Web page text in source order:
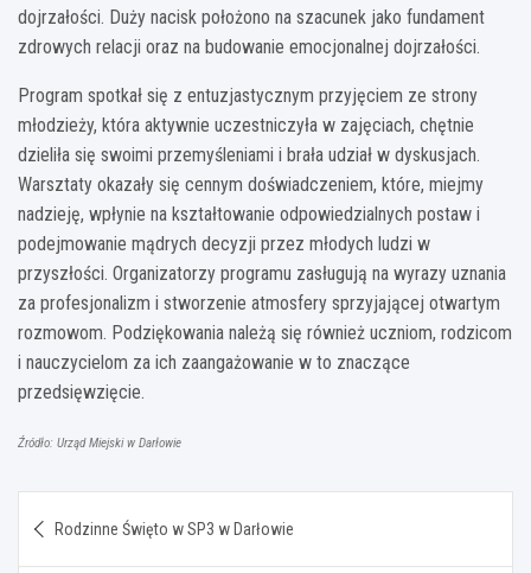
dojrzałości. Duży nacisk położono na szacunek jako fundament
zdrowych relacji oraz na budowanie emocjonalnej dojrzałości.
Program spotkał się z entuzjastycznym przyjęciem ze strony
młodzieży, która aktywnie uczestniczyła w zajęciach, chętnie
dzieliła się swoimi przemyśleniami i brała udział w dyskusjach.
Warsztaty okazały się cennym doświadczeniem, które, miejmy
nadzieję, wpłynie na kształtowanie odpowiedzialnych postaw i
podejmowanie mądrych decyzji przez młodych ludzi w
przyszłości. Organizatorzy programu zasługują na wyrazy uznania
za profesjonalizm i stworzenie atmosfery sprzyjającej otwartym
rozmowom. Podziękowania należą się również uczniom, rodzicom
i nauczycielom za ich zaangażowanie w to znaczące
przedsięwzięcie.
Źródło: Urząd Miejski w Darłowie
wpisu
Rodzinne Święto w SP3 w Darłowie